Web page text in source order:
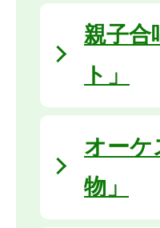
親子合
ト」
オーケ
物」